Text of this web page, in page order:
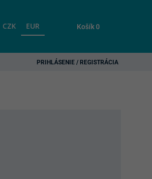
CZK EUR Košík0
PRIHLÁSENIE / REGISTRÁCIA